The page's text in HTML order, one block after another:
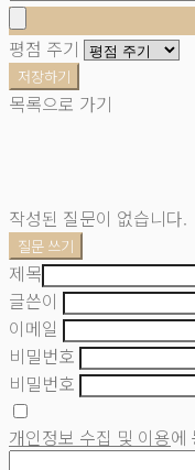
평점 주기
저장하기
목록으로 가기
작성된 질문이 없습니다.
질문 쓰기
제목
글쓴이
이메일
비밀번호
비밀번호
개인정보 수집 및 이용에